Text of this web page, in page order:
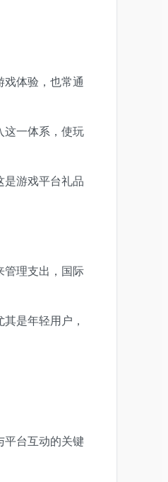
体验，也常通
这一体系，使玩
游戏平台礼品
管理支出，国际
是年轻用户，
平台互动的关键